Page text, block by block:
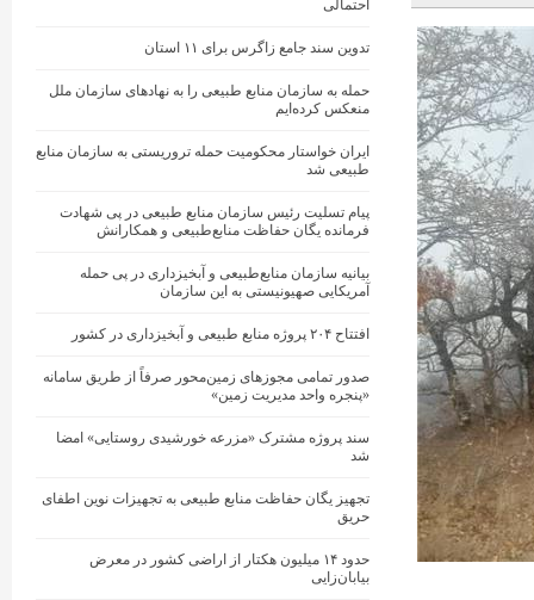
احتمالی
تدوین سند جامع زاگرس برای ۱۱ استان
حمله به سازمان منابع طبیعی را به نهادهای سازمان ملل
منعکس کرده‌ایم
ایران خواستار محکومیت حمله تروریستی به سازمان منابع
طبیعی شد
پیام تسلیت رئیس سازمان منابع طبیعی در پی شهادت
فرمانده یگان حفاظت منابع‌طبیعی و همکارانش
بیانیه سازمان منابع‌طبیعی و آبخیزداری در پی حمله
آمریکایی صهیونیستی به این سازمان
افتتاح ۲۰۴ پروژه منابع طبیعی و آبخیزداری در کشور
صدور تمامی مجوزهای زمین‌محور صرفاً از طریق سامانه
«پنجره واحد مدیریت زمین»
سند پروژه مشترک «مزرعه خورشیدی روستایی» امضا
شد
تجهیز یگان حفاظت منابع طبیعی به تجهیزات نوین اطفای
حریق
حدود ۱۴ میلیون هکتار از اراضی کشور در معرض
بیابان‌زایی